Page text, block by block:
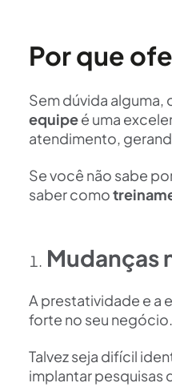
Por que
Sem dúvida
equipeé uma
atendimento,
Se você não sabe
saber como
Mudanças
A prestatividade e a
forte no seu negócio.
Talvez seja difícil
implantar pesquisas